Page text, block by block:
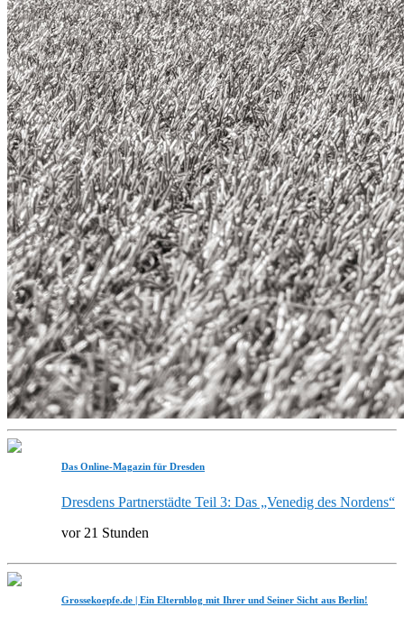
Das Online-Magazin für Dresden
Dresdens Partnerstädte Teil 3: Das „Venedig des Nordens“
vor 21 Stunden
Grossekoepfe.de | Ein Elternblog mit Ihrer und Seiner Sicht aus Berlin!